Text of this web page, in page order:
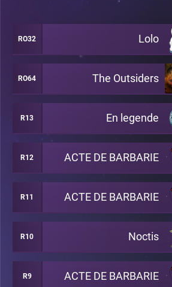
RO32 Lolo
RO64 The Outsiders
R13 En legende
R12 ACTE DE BARBARIE
R11 ACTE DE BARBARIE
R10 Noctis
R9 ACTE DE BARBARIE